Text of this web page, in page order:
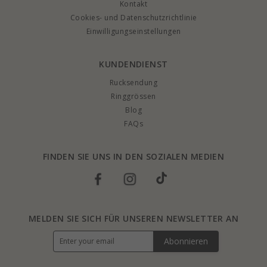
Kontakt
Cookies- und Datenschutzrichtlinie
Einwilligungseinstellungen
KUNDENDIENST
Rucksendung
Ringgrössen
Blog
FAQs
FINDEN SIE UNS IN DEN SOZIALEN MEDIEN
MELDEN SIE SICH FÜR UNSEREN NEWSLETTER AN
Abonnieren